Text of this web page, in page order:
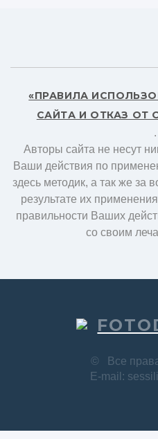
«ПРАВИЛА
САЙТА И ОТКАЗ ОТ
.
Авторы сайта не несут
Ваши действия по
здесь методик, а так же за
результате их
правильности Ваших
со своим
©
Все
E-mail: